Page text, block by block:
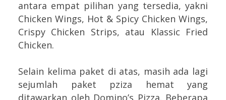
antara empat pilihan yang tersedia, yakni
Chicken Wings, Hot & Spicy Chicken Wings,
Crispy Chicken Strips, atau Klassic Fried
Chicken.
Selain kelima paket di atas, masih ada lagi
sejumlah paket pziza hemat yang
ditawarkan oleh Domino’s Pizza. Beberapa